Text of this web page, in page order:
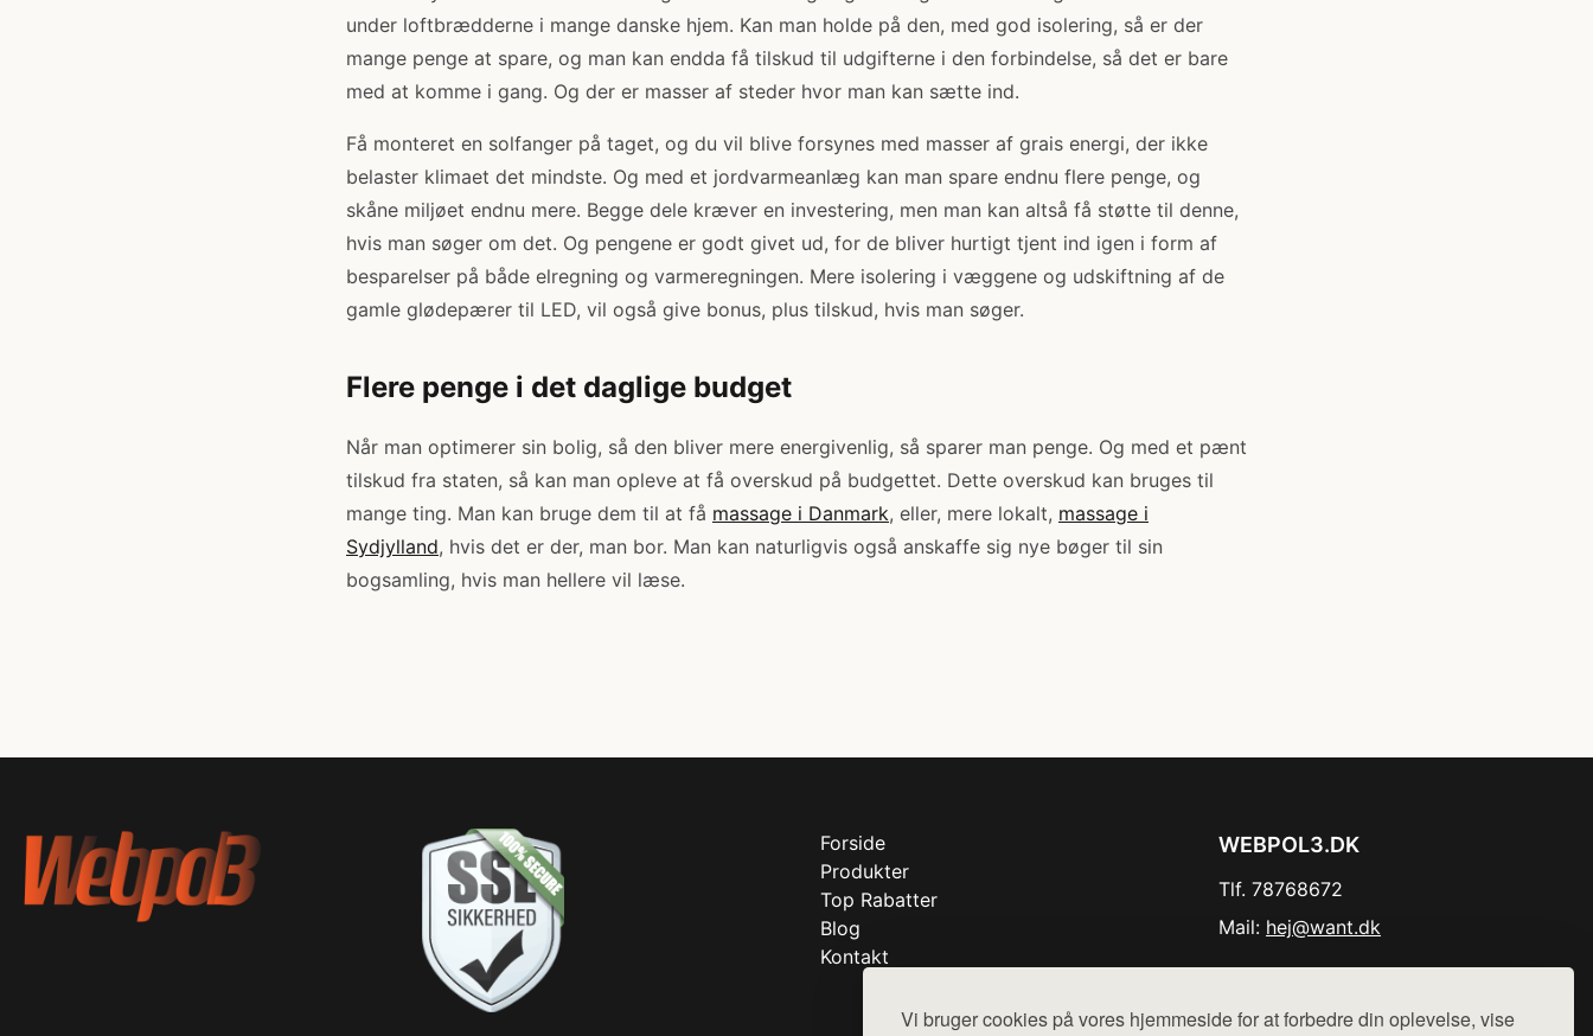
Vi bruger cookies på vores hjemmeside for at forbedre din oplevelse, vise
under loftbrædderne i mange danske hjem. Kan man holde på den, med god isolering, så er der
mange penge at spare, og man kan endda få tilskud til udgifterne i den forbindelse, så det er bare
med at komme i gang. Og der er masser af steder hvor man kan sætte ind.
Få monteret en solfanger på taget, og du vil blive forsynes med masser af grais energi, der ikke
belaster klimaet det mindste. Og med et jordvarmeanlæg kan man spare endnu flere penge, og
skåne miljøet endnu mere. Begge dele kræver en investering, men man kan altså få støtte til denne,
hvis man søger om det. Og pengene er godt givet ud, for de bliver hurtigt tjent ind igen i form af
besparelser på både elregning og varmeregningen. Mere isolering i væggene og udskiftning af de
gamle glødepærer til LED, vil også give bonus, plus tilskud, hvis man søger.
Flere penge i det daglige budget
Når man optimerer sin bolig, så den bliver mere energivenlig, så sparer man penge. Og med et pænt
tilskud fra staten, så kan man opleve at få overskud på budgettet. Dette overskud kan bruges til
mange ting. Man kan bruge dem til at få massage i Danmark, eller, mere lokalt, massage i
Sydjylland, hvis det er der, man bor. Man kan naturligvis også anskaffe sig nye bøger til sin
bogsamling, hvis man hellere vil læse.
Forside
Produkter
Top Rabatter
Blog
Kontakt
WEBPOL3.DK
Tlf. 78768672
Mail: hej@want.dk